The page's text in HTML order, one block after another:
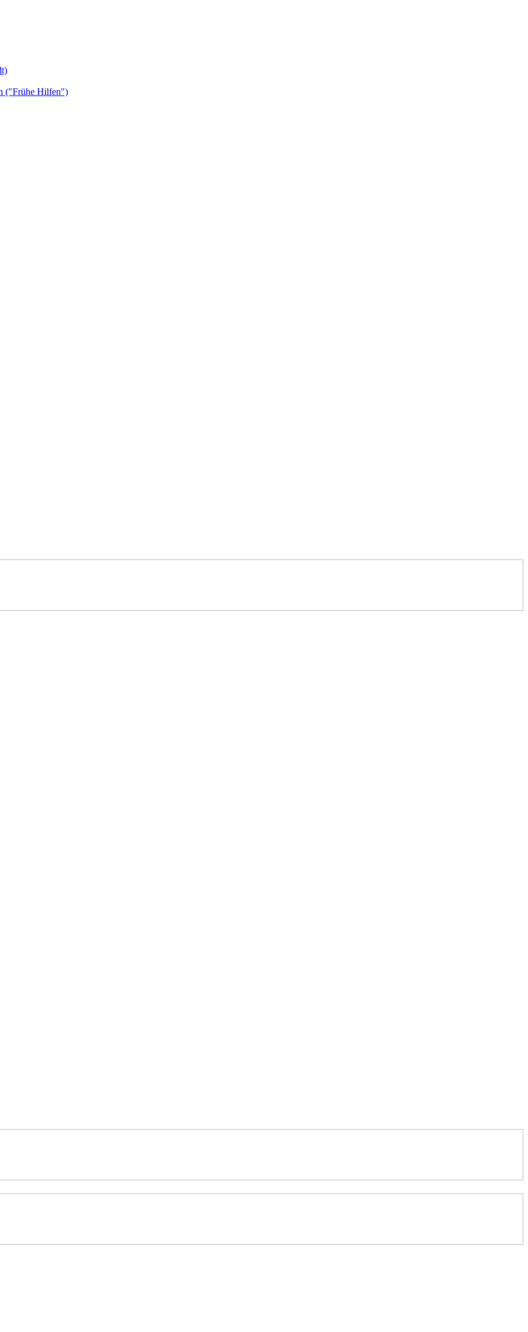
("Frühe Hilfen")